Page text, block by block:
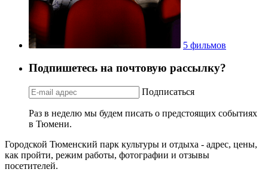
5 фильмов
Подпишетесь на почтовую рассылку?
Подписаться
Раз в неделю мы будем писать о предстоящих событиях
в Тюмени.
Городской Тюменский парк культуры и отдыха - адрес, цены,
как пройти, режим работы, фотографии и отзывы
посетителей.